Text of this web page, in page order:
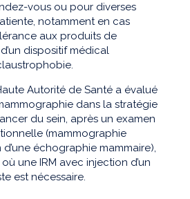
vous ou pour diverses
notamment en cas
aux produits de
dispositif médical
Autorité de Santé a évalué
dans la stratégie
du sein, après un examen
(mammographie
échographie mammaire),
une IRM avec injection d’un
est nécessaire.